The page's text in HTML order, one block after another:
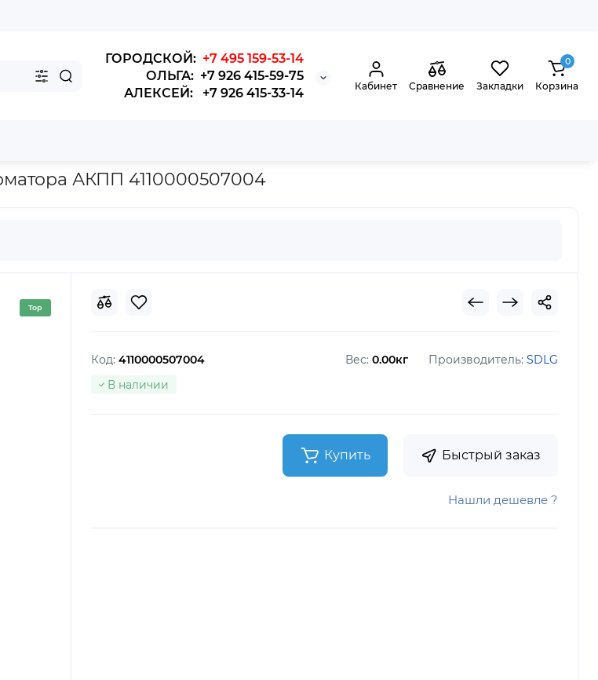
ГОРОДСКОЙ: +7 495 159-53-14
ОЛЬГА: +7 926 415-59-75
АЛЕКСЕЙ: +7 926 415-33-14
Кабинет Сравнение Закладки
0
Корзина
ГТР LG 930-1,933,936,952,953,956
АКПП 4110000507004
Top
Код: 4110000507004 Производитель: SDLG
В наличии
Вес: 0.00кг
Купить Быстрый заказ
Нашли дешевле ?